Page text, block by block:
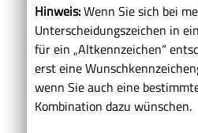
Hinweis:Wenn Sie sich bei
Unterscheidungszeichen in
für ein „Altkennzeichen“
erst eine
wenn Sie auch eine
Kombination dazu wünschen.